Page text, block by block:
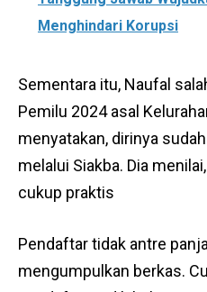
Menghindari Korupsi
Sementara itu, Naufal
Pemilu 2024 asal
menyatakan, dirinya
melalui Siakba. Dia
cukup praktis
Pendaftar tidak antre
mengumpulkan berkas.